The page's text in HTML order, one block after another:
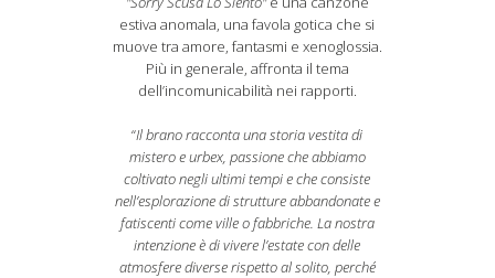
estiva anomala, una favola gotica che si
muove tra amore, fantasmi e xenoglossia.
Più in generale, affronta il tema
dell’incomunicabilità nei rapporti.
“Il brano racconta una storia vestita di
mistero e urbex, passione che abbiamo
coltivato negli ultimi tempi e che consiste
nell’esplorazione di strutture abbandonate e
fatiscenti come ville o fabbriche. La nostra
intenzione è di vivere l’estate con delle
atmosfere diverse rispetto al solito, perché